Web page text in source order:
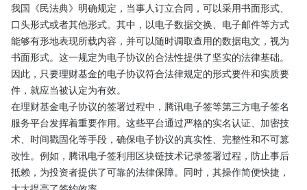
我国《民法典》明确规定，当事人订立合同，可以采用书面形式、
口头形式或者其他形式。其中，以电子数据交换、电子邮件等方式
能够有形地表现所载内容，并可以随时调取查用的数据电文，视为
书面形式。这一规定为电子协议的合法性提供了坚实的法律基础。
因此，只要理财基金的电子协议符合法律规定的形式要件和实质要
件，就应当被认定为有效。
在理财基金电子协议的签署过程中，腾讯电子签等第三方电子签名
服务平台发挥着重要作用。这些平台通过严格的实名认证、加密技
术、时间戳固化等手段，确保电子协议的真实性、完整性和不可篡
改性。例如，腾讯电子签利用区块链技术记录签署过程，防止事后
抵赖，为投资者提供了可靠的法律保障。同时，其操作简便快捷，